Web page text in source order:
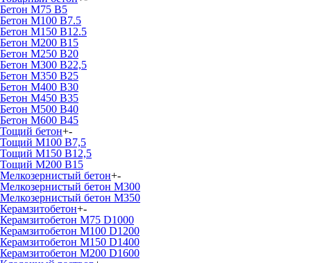
Бетон М75 В5
Бетон М100 В7.5
Бетон М150 В12.5
Бетон М200 В15
Бетон М250 В20
Бетон М300 В22,5
Бетон М350 В25
Бетон М400 В30
Бетон М450 В35
Бетон М500 В40
Бетон М600 В45
Тощий бетон+-
Тощий М100 В7,5
Тощий М150 В12,5
Тощий М200 В15
Мелкозернистый бетон+-
Мелкозернистый бетон М300
Мелкозернистый бетон М350
Керамзитобетон+-
Керамзитобетон М75 D1000
Керамзитобетон М100 D1200
Керамзитобетон М150 D1400
Керамзитобетон М200 D1600